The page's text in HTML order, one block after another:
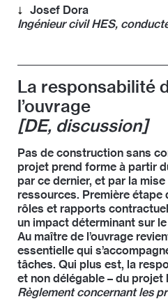
En sa qualité de Senior
épaule la direction du
et les nouveaux bureaux de
ainsi que le siège de la
Depuis août 2016, il
en état et de transformation
la Tonhalle à Zurich.
Josef Dora
Ingénieur civil HES,
Conzett Bronzini Partner
rénovation et transformation
Zurich en tant qu’ingénieur
La responsabilité
l’ouvrage
[DE, discussion]
Pas de construction sans
projet prend forme à partir
par ce dernier, et par la
ressources. Première étape
rôles et rapports
un impact déterminant sur
Au maître de l’ouvrage
essentielle qui
tâches. Qui plus est, la
et non délégable – du projet
Règlement concernant les